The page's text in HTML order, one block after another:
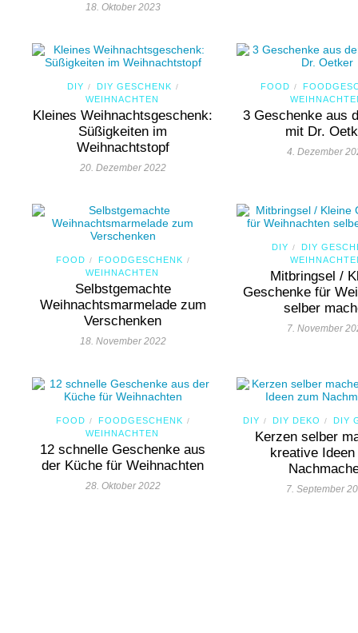
18. Oktober 2023
DIY / DIY GESCHENK /
WEIHNACHTEN
Kleines Weihnachtsgeschenk:
Süßigkeiten im
Weihnachtstopf
20. Dezember 2022
FOOD /
3 Geschenke aus
mit Dr.
4. Dezember
FOOD / FOODGESCHENK /
WEIHNACHTEN
Selbstgemachte
Weihnachtsmarmelade zum
Verschenken
18. November 2022
DIY /
DIY
Mitbringsel /
Geschenke für
selber
7. November
FOOD / FOODGESCHENK /
WEIHNACHTEN
12 schnelle Geschenke aus
der Küche für Weihnachten
28. Oktober 2022
DIY / DIY DEKO / DIY
Kerzen selber
kreative
7. September